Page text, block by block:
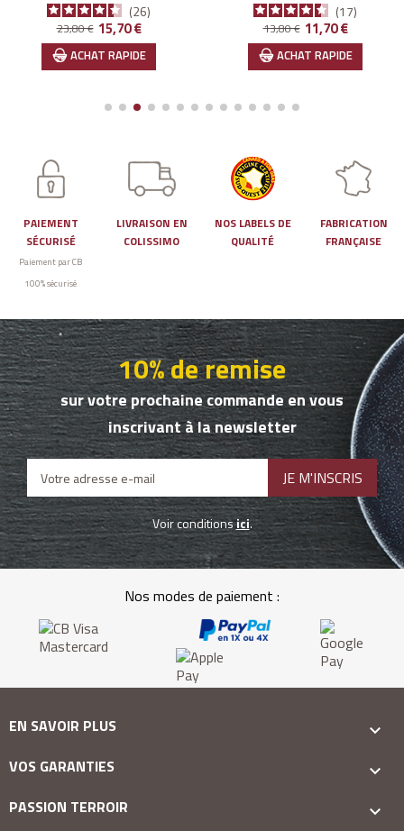
26
Prix de base
23,80 € Prix
15,70 €
ACHAT RAPIDE
17
Prix de base
13,80 € Prix
11,70 €
ACHAT RAPIDE
PAIEMENT
SÉCURISÉ
Paiement par CB
100% sécurisé
LIVRAISON EN
COLISSIMO
NOS LABELS DE
QUALITÉ
FABRICATION
FRANÇAISE
10% de remise
sur votre prochaine commande en vous
inscrivant à la newsletter
Voir conditionsici.
Nos modes de paiement :
EN SAVOIR PLUS

VOS GARANTIES

PASSION TERROIR
